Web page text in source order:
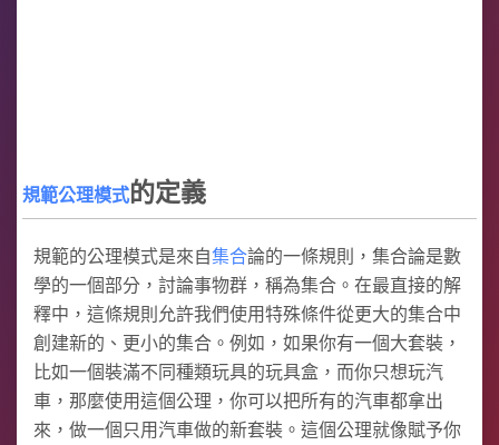
規範公理模式的定義
規範的公理模式是來自集合論的一條規則，集合論是數
學的一個部分，討論事物群，稱為集合。在最直接的解
釋中，這條規則允許我們使用特殊條件從更大的集合中
創建新的、更小的集合。例如，如果你有一個大套裝，
比如一個裝滿不同種類玩具的玩具盒，而你只想玩汽
車，那麼使用這個公理，你可以把所有的汽車都拿出
來，做一個只用汽車做的新套裝。這個公理就像賦予你